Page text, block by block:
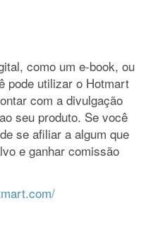
como um e-book, ou
pode utilizar o Hotmart
com a divulgação
seu produto. Se você
se afiliar a algum que
e ganhar comissão